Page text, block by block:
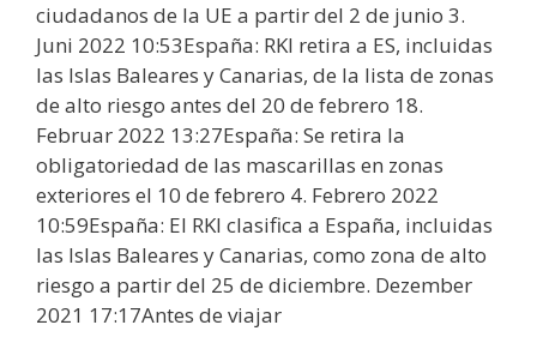
ciudadanos de la UE a partir del 2 de junio 3.
Juni 2022 10:53España: RKI retira a ES, incluidas
las Islas Baleares y Canarias, de la lista de zonas
de alto riesgo antes del 20 de febrero 18.
Februar 2022 13:27España: Se retira la
obligatoriedad de las mascarillas en zonas
exteriores el 10 de febrero 4. Febrero 2022
10:59España: El RKI clasifica a España, incluidas
las Islas Baleares y Canarias, como zona de alto
riesgo a partir del 25 de diciembre. Dezember
2021 17:17Antes de viajar